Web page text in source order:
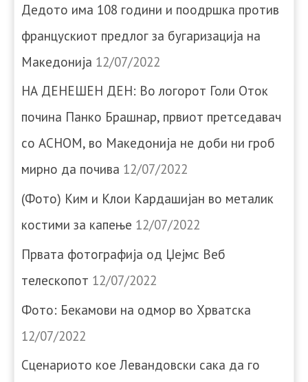
Дедото има 108 години и поодршка против
францускиот предлог за бугаризација на
Македонија 12/07/2022
НА ДЕНЕШЕН ДЕН: Во логорот Голи Оток
почина Панко Брашнар, првиот претседавач
со АСНОМ, во Македонија не доби ни гроб
мирно да почива 12/07/2022
(Фото) Ким и Клои Кардашијан во металик
костими за капење 12/07/2022
Првата фотографија од Џејмс Веб
телескопот 12/07/2022
Фото: Бекамови на одмор во Хрватска
12/07/2022
Сценариото кое Левандовски сака да го